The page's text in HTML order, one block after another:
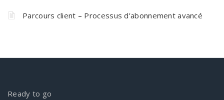
Parcours client – Processus d’abonnement avancé
Ready to go